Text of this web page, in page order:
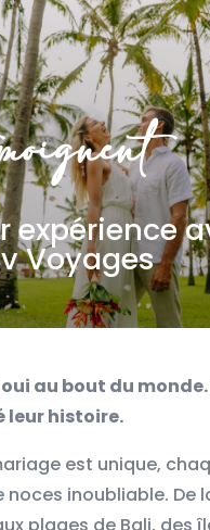
expérience
Voyages
au bout du monde.
leur histoire.
est unique,
noces inoubliable. De